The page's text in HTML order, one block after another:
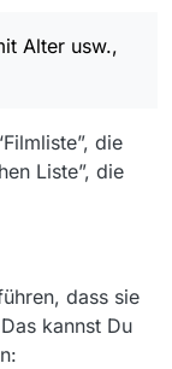
Alter usw.,
die
Liste”, die
dass sie
kannst Du